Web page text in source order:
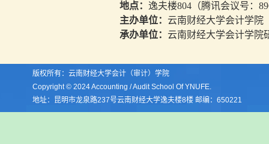
地点： 逸夫楼804（腾讯会议号：
主办单位： 云南财经大学会计学院
承办单位： 云南财经大学会计学院
版权所有：云南财经大学会计（审计）学院
Copyright © 2024 Accounting / Audit School Of YNUFE.
地址：昆明市龙泉路237号云南财经大学逸夫楼8楼 邮编：650221